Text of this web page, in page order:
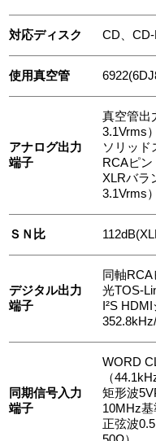
対応ディスク CD、CD-
使用真空管
アナログ出力
端子
真空管出
3.1Vrms）
ソリッド
RCAピ
XLRバラ
3.1Vrms
ＳＮ比
デジタル出力
端子
同軸RCA
光TOS-
I²S
同期信号入力
端子
WORD
（
矩形波
10MHz
正弦波